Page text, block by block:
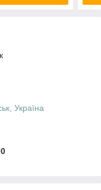
Україна